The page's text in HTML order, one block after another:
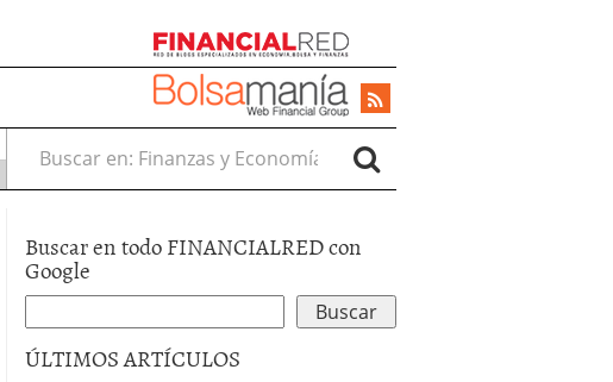
Buscar en:
Buscar en todo FINANCIALRED con
Google
ÚLTIMOS ARTÍCULOS